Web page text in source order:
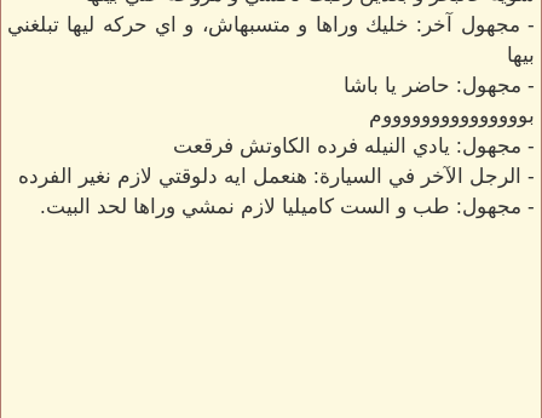
- مجهول آخر: خليك وراها و متسبهاش، و اي حركه ليها تبلغني
بيها
- مجهول: حاضر يا باشا
بوووووووووووووووم
- مجهول: يادي النيله فرده الكاوتش فرقعت
- الرجل الآخر في السيارة: هنعمل ايه دلوقتي لازم نغير الفرده
- مجهول: طب و الست كاميليا لازم نمشي وراها لحد البيت.